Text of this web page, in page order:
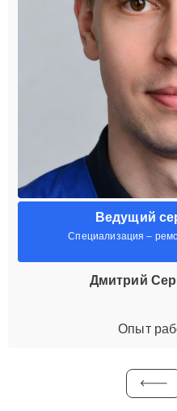
Ведущий
Специализация –
Дмитрий
Опыт